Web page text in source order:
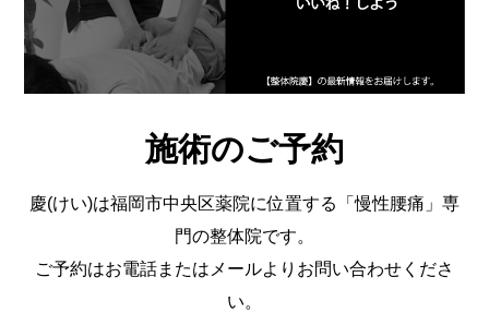
施術のご予約
慶(けい)は福岡市中央区薬院に位置する「慢性腰痛」専
門の整体院です。
ご予約はお電話またはメールよりお問い合わせくださ
い。